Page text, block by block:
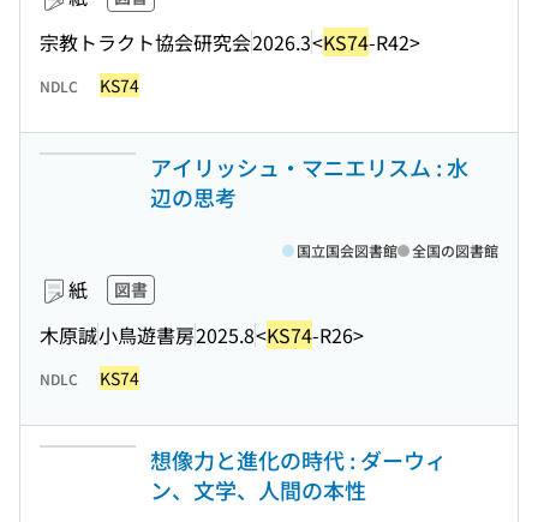
宗教トラクト協会研究会2026.3<KS74-R42>
NDLC KS74
アイリッシュ・マニエリスム : 水
辺の思考
紙 図書
木原誠小鳥遊書房2025.8<KS74-R26>
国立国会図書館 全国の図書館
NDLC KS74
想像力と進化の時代 : ダーウィ
ン、文学、人間の本性